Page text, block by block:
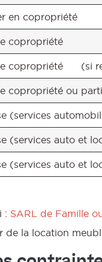
en
de
copropriété
copropriété ou
(services
(services
(services auto
: SARL de Famille
de la location